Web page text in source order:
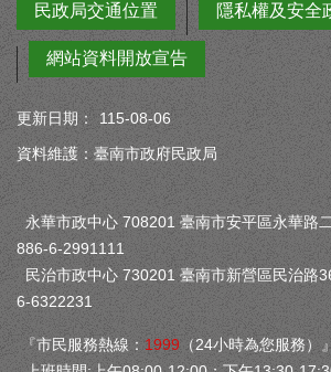
民政局交通位置
隱私權及安全
網站資料開放宣告
更新日期：
115-08-06
資料維護：臺南市政府民政局
永華市政中心 708201 臺南市安平區永華路
886-6-2991111
民治市政中心 730201 臺南市新營區民
6-6322231
『市民服務熱線： 1999 （24小時為您服務）』